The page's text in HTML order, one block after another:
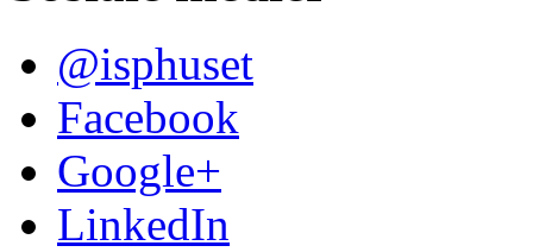
@isphuset
Facebook
Google+
LinkedIn